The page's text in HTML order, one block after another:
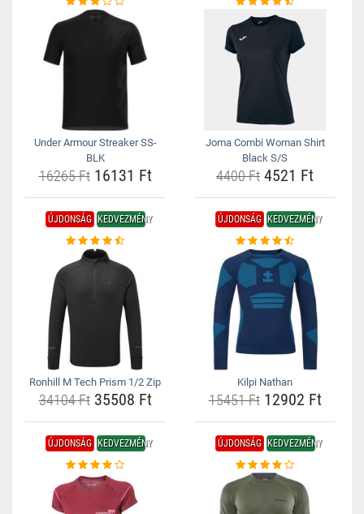
Under Armour Streaker SS-
BLK
16265 Ft16131 Ft
Joma Combi Woman Shirt
Black S/S
4400 Ft 4521 Ft
ÚJDONSÁG KEDVEZMÉNY
Ronhill M Tech Prism 1/2 Zip
34104 Ft35508 Ft
ÚJDONSÁG KEDVEZMÉNY
Kilpi Nathan
15451 Ft12902 Ft
ÚJDONSÁG KEDVEZMÉNY ÚJDONSÁG KEDVEZMÉNY